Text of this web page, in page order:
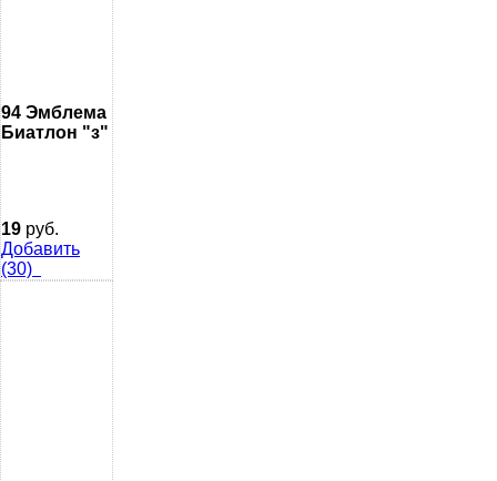
94 Эмблема
Биатлон "з"
19 руб.
Добавить
(30)